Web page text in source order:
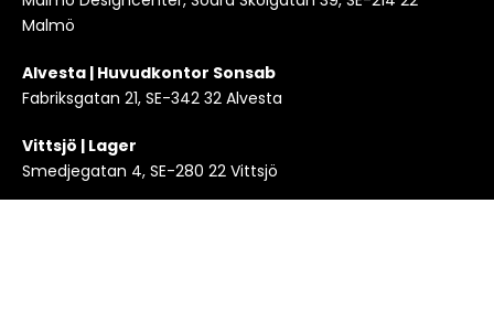
Malmö
Alvesta | Huvudkontor Sonsab
Fabriksgatan 21, SE-342 32 Alvesta
Vittsjö | Lager
Smedjegatan 4, SE-280 22 Vittsjö